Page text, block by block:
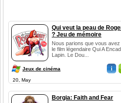
Qui veut la peau de
? Jeu de mémoire
Nous parions que vous
le film légendaire Qui A
Lapin. Le Dou...
Jeux de cinéma i
20, May
Borgia: Faith and Fear